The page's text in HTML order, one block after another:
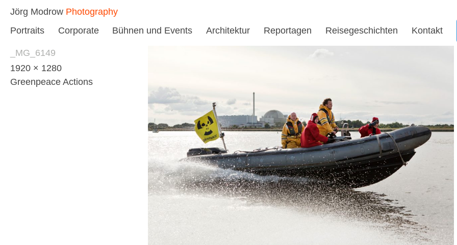
Jörg Modrow Photography
Portraits Corporate Bühnen und Events Architektur Reportagen Reisegeschichten Kontakt
_MG_6149
1920 × 1280
Greenpeace Actions